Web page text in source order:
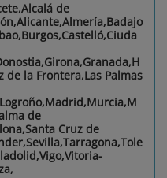
de
de la Frontera,Las Palmas
de
Cruz de